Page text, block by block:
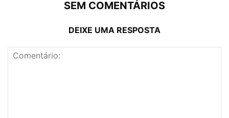
SEM COMENTÁRIOS
DEIXE UMA RESPOSTA